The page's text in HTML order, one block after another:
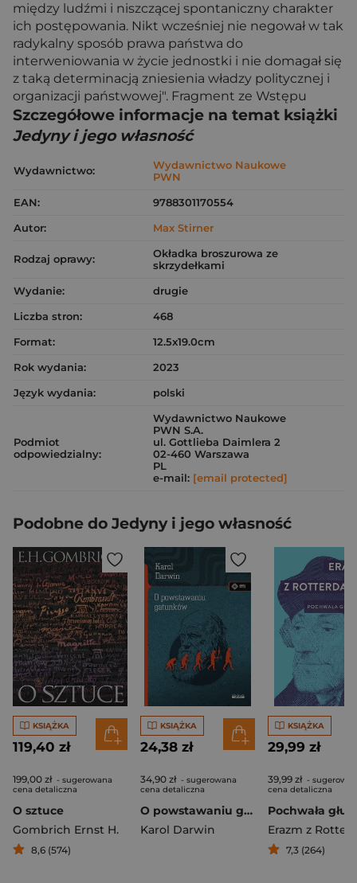
między ludźmi i niszczącej spontaniczny charakter
ich postępowania. Nikt wcześniej nie negował w tak
radykalny sposób prawa państwa do
interweniowania w życie jednostki i nie domagał się
z taką determinacją zniesienia władzy politycznej i
organizacji państwowej". Fragment ze Wstępu
Szczegółowe informacje na temat książki
Jedyny i jego własność
Wydawnictwo:
Wydawnictwo Naukowe
PWN
EAN:
9788301170554
Autor:
Max Stirner
Rodzaj oprawy:
Okładka broszurowa ze
skrzydełkami
Wydanie:
drugie
Liczba stron:
468
Format:
12.5x19.0cm
Rok wydania:
2023
Język wydania:
polski
Podmiot
odpowiedzialny:
Wydawnictwo Naukowe
PWN S.A.
ul. Gottlieba Daimlera 2
02-460 Warszawa
PL
e-mail: [email protected]
Podobne do Jedyny i jego własność
KSIĄŻKA
119,40 zł
199,00 zł - sugerowana
cena detaliczna
O sztuce
Gombrich Ernst H.
8,6 (574)
KSIĄŻKA
24,38 zł
34,90 zł - sugerowana
cena detaliczna
O powstawaniu gatunków
Karol Darwin
KSIĄŻKA
29,99 zł
39,99 zł -
cena detaliczna
Pochwała
7,3 (264)